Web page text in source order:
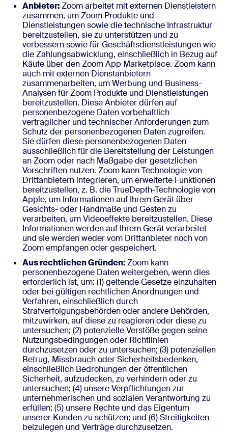
Anbieter:Zoom arbeitet mit externen Dienstleistern
zusammen, um Zoom Produkte und
Dienstleistungen sowie die technische Infrastruktur
bereitzustellen, sie zu unterstützen und zu
verbessern sowie für Geschäftsdienstleistungen wie
die Zahlungsabwicklung, einschließlich in Bezug auf
Käufe über den Zoom App Marketplace. Zoom kann
auch mit externen Dienstanbietern
zusammenarbeiten, um Werbung und Business-
Analysen für Zoom Produkte und Dienstleistungen
bereitzustellen. Diese Anbieter dürfen auf
personenbezogene Daten vorbehaltlich
vertraglicher und technischer Anforderungen zum
Schutz der personenbezogenen Daten zugreifen.
Sie dürfen diese personenbezogenen Daten
ausschließlich für die Bereitstellung der Leistungen
an Zoom oder nach Maßgabe der gesetzlichen
Vorschriften nutzen. Zoom kann Technologie von
Drittanbietern integrieren, um erweiterte Funktionen
bereitzustellen, z. B. die TrueDepth-Technologie von
Apple, um Informationen auf Ihrem Gerät über
Gesichts- oder Handmaße und Gesten zu
verarbeiten, um Videoeffekte bereitzustellen. Diese
Informationen werden auf Ihrem Gerät verarbeitet
und sie werden weder vom Drittanbieter noch von
Zoom empfangen oder gespeichert.
Aus rechtlichen Gründen:Zoom kann
personenbezogene Daten weitergeben, wenn dies
erforderlich ist, um: (1) geltende Gesetze einzuhalten
oder bei gültigen rechtlichen Anordnungen und
Verfahren, einschließlich durch
Strafverfolgungsbehörden oder andere Behörden,
mitzuwirken, auf diese zu reagieren oder diese zu
untersuchen; (2) potenzielle Verstöße gegen seine
Nutzungsbedingungen oder Richtlinien
durchzusetzen oder zu untersuchen; (3) potenziellen
Betrug, Missbrauch oder Sicherheitsbedenken,
einschließlich Bedrohungen der öffentlichen
Sicherheit, aufzudecken, zu verhindern oder zu
untersuchen; (4) unsere Verpflichtungen zur
unternehmerischen und sozialen Verantwortung zu
erfüllen; (5) unsere Rechte und das Eigentum
unserer Kunden zu schützen; und (6) Streitigkeiten
beizulegen und Verträge durchzusetzen.